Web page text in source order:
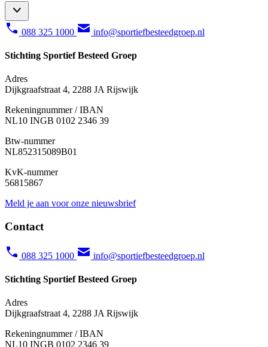
088 325 1000 info@sportiefbesteedgroep.nl
Stichting Sportief Besteed Groep
Adres
Dijkgraafstraat 4, 2288 JA Rijswijk
Rekeningnummer / IBAN
NL10 INGB 0102 2346 39
Btw-nummer
NL852315089B01
KvK-nummer
56815867
Meld je aan voor onze nieuwsbrief
Contact
088 325 1000 info@sportiefbesteedgroep.nl
Stichting Sportief Besteed Groep
Adres
Dijkgraafstraat 4, 2288 JA Rijswijk
Rekeningnummer / IBAN
NL10 INGB 0102 2346 39